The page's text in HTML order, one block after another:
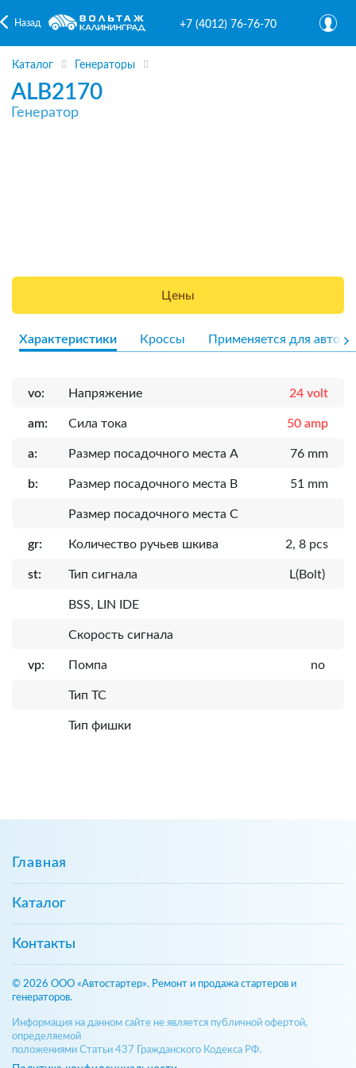
Назад +7 (4012) 76-76-70
Каталог Генераторы
ALB2170
Генератор
Цены
Характеристики Кроссы Применяется для авто
vo: Напряжение 24 volt
am: Сила тока 50 amp
a: Размер посадочного места A 76 mm
b: Размер посадочного места B 51 mm
Размер посадочного места C
gr: Количество ручьев шкива 2, 8 pcs
st: Тип сигнала L(Bolt)
BSS, LIN IDE
Скорость сигнала
vp: Помпа no
Тип ТС
Тип фишки
Главная
Каталог
Контакты
© 2026 ООО «Автостартер». Ремонт и продажа стартеров и
генераторов.
Информация на данном сайте не является публичной офертой,
определяемой
положениями Статьи 437 Гражданского Кодекса РФ.